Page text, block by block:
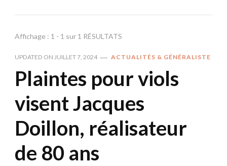
Affichage : 1 - 1 sur 1 RÉSULTATS
UPDATED ON JUILLET 7, 2024 ACTUALITÉS & GÉNÉRALISTE
Plaintes pour viols
visent Jacques
Doillon, réalisateur
de 80 ans